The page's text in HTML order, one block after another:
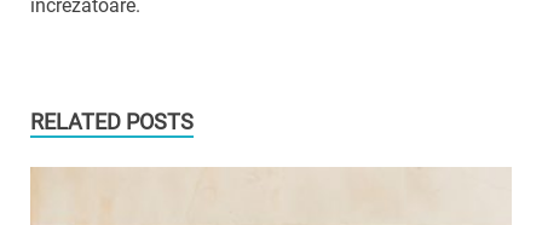
încrezătoare.
RELATED POSTS